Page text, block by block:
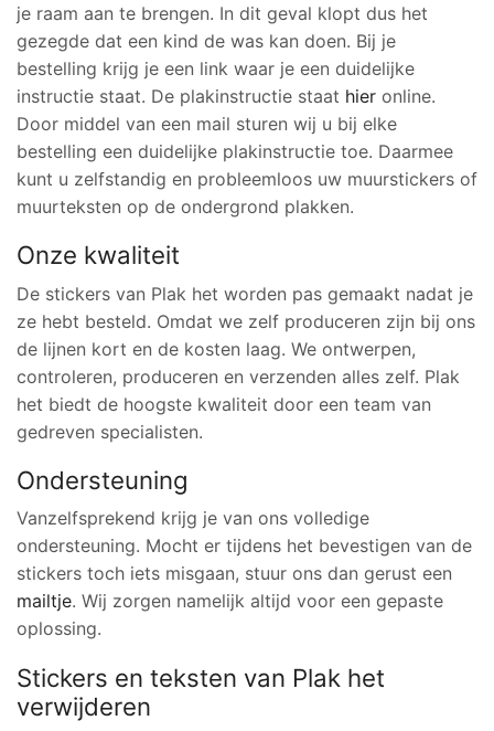
je raam aan te brengen. In dit geval klopt dus het
gezegde dat een kind de was kan doen. Bij je
bestelling krijg je een link waar je een duidelijke
instructie staat. De plakinstructie staat hier online.
Door middel van een mail sturen wij u bij elke
bestelling een duidelijke plakinstructie toe. Daarmee
kunt u zelfstandig en probleemloos uw muurstickers of
muurteksten op de ondergrond plakken.
Onze kwaliteit
De stickers van Plak het worden pas gemaakt nadat je
ze hebt besteld. Omdat we zelf produceren zijn bij ons
de lijnen kort en de kosten laag. We ontwerpen,
controleren, produceren en verzenden alles zelf. Plak
het biedt de hoogste kwaliteit door een team van
gedreven specialisten.
Ondersteuning
Vanzelfsprekend krijg je van ons volledige
ondersteuning. Mocht er tijdens het bevestigen van de
stickers toch iets misgaan, stuur ons dan gerust een
mailtje. Wij zorgen namelijk altijd voor een gepaste
oplossing.
Stickers en teksten van Plak het
verwijderen